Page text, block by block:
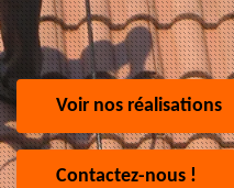
Voir nos réalisations
Contactez-nous !